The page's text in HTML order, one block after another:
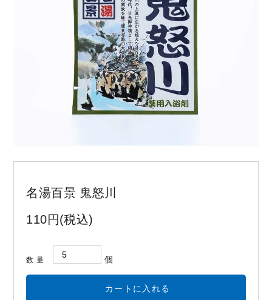
マイページ ログイン
ショップガイド よくあるご質問
ギフト対応について メルマガ登録
お問い合わせ
名湯百景 鬼怒川
110円(税込)
数量 個